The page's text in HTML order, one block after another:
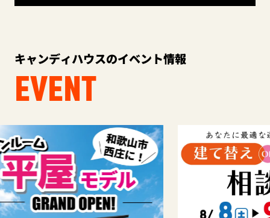
キャンディハウスのイベント情報
EVENT